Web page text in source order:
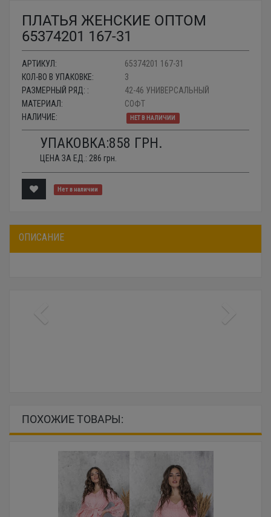
ПЛАТЬЯ ЖЕНСКИЕ ОПТОМ
65374201 167-31
АРТИКУЛ:
65374201 167-31
КОЛ-ВО В УПАКОВКЕ:
3
РАЗМЕРНЫЙ РЯД: :
42-46 УНИВЕРСАЛЬНЫЙ
МАТЕРИАЛ:
СОФТ
НАЛИЧИЕ:
НЕТ В НАЛИЧИИ
УПАКОВКА:858 ГРН.
ЦЕНА ЗА ЕД.: 286 грн.
Нет в наличии
ОПИСАНИЕ
ПОХОЖИЕ ТОВАРЫ: